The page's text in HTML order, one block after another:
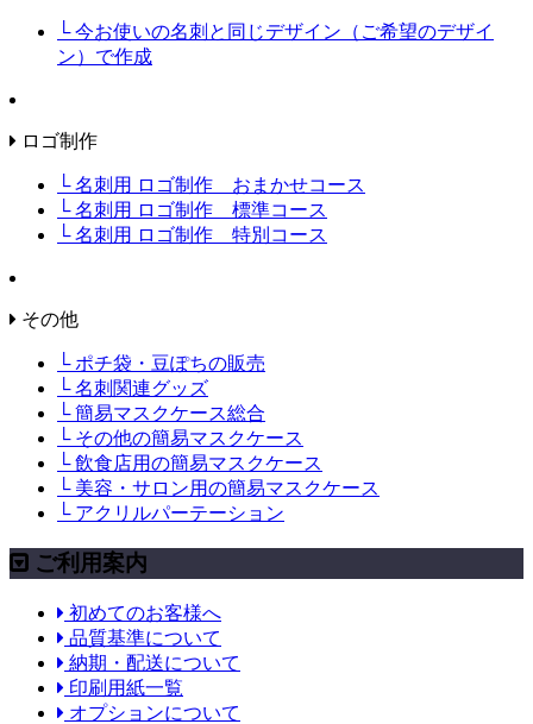
└ 今お使いの名刺と同じデザイン（ご希望のデザイ
ン）で作成
ロゴ制作
└ 名刺用 ロゴ制作 おまかせコース
└ 名刺用 ロゴ制作 標準コース
└ 名刺用 ロゴ制作 特別コース
その他
└ ポチ袋・豆ぽちの販売
└ 名刺関連グッズ
└ 簡易マスクケース総合
└ その他の簡易マスクケース
└ 飲食店用の簡易マスクケース
└ 美容・サロン用の簡易マスクケース
└ アクリルパーテーション
ご利用案内
初めてのお客様へ
品質基準について
納期・配送について
印刷用紙一覧
オプションについて